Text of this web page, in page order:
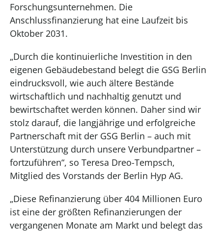
Forschungsunternehmen. Die
Anschlussfinanzierung hat eine Laufzeit bis
Oktober 2031.
„Durch die kontinuierliche Investition in den
eigenen Gebäudebestand belegt die GSG Berlin
eindrucksvoll, wie auch ältere Bestände
wirtschaftlich und nachhaltig genutzt und
bewirtschaftet werden können. Daher sind wir
stolz darauf, die langjährige und erfolgreiche
Partnerschaft mit der GSG Berlin – auch mit
Unterstützung durch unsere Verbundpartner –
fortzuführen“, so Teresa Dreo-Tempsch,
Mitglied des Vorstands der Berlin Hyp AG.
„Diese Refinanzierung über 404 Millionen Euro
ist eine der größten Refinanzierungen der
vergangenen Monate am Markt und belegt das